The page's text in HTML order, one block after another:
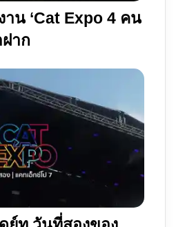
าน ‘Cat Expo 4 คน
ฝาก